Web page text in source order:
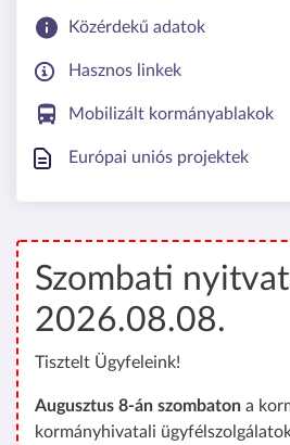
Közérdekű adatok
Hasznos linkek
Mobilizált kormányablakok
Európai uniós projektek
Szombati
2026.08.08.
Tisztelt Ügyfeleink!
Augusztus 8-án szombaton a
kormányhivatali